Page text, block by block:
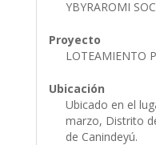
YBYRAROMI
Proyecto
LOTEAMIENTO
Ubicación
Ubicado en el
marzo, Distrito
de Canindeyú.